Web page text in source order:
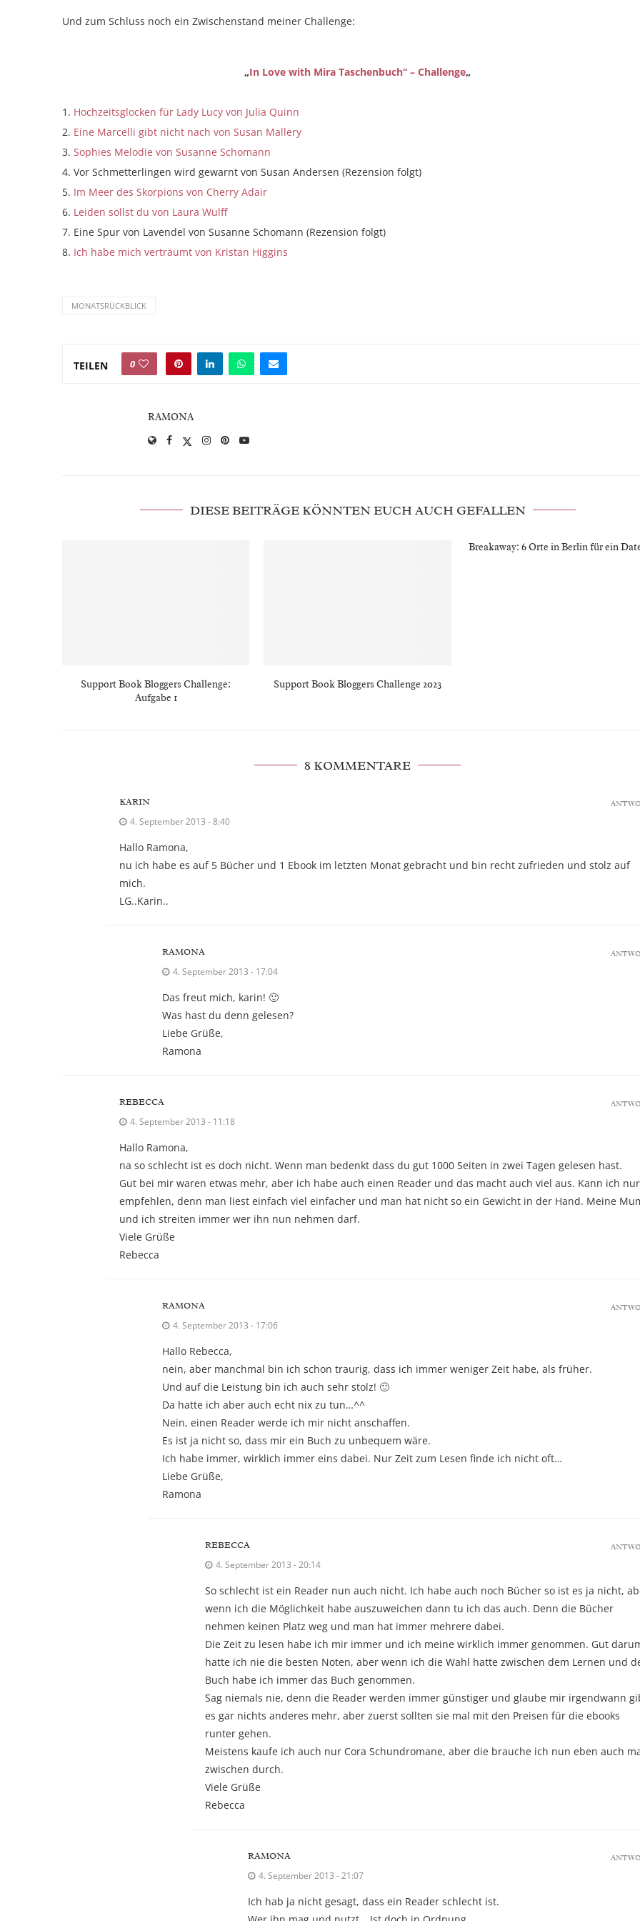
Und zum Schluss noch ein Zwischenstand meiner Challenge:
„In Love with Mira Taschenbuch“ – Challenge„
1. Hochzeitsglocken für Lady Lucy von Julia Quinn
2. Eine Marcelli gibt nicht nach von Susan Mallery
3. Sophies Melodie von Susanne Schomann
4. Vor Schmetterlingen wird gewarnt von Susan Andersen (Rezension folgt)
5. Im Meer des Skorpions von Cherry Adair
6. Leiden sollst du von Laura Wulff
7. Eine Spur von Lavendel von Susanne Schomann (Rezension folgt)
8. Ich habe mich verträumt von Kristan Higgins
MONATSRÜCKBLICK
TEILEN 0
RAMONA
DIESE BEITRÄGE KÖNNTEN EUCH AUCH GEFALLEN
Support Book Bloggers Challenge:
Aufgabe 1
Support Book Bloggers Challenge 2023
Breakaway: 6 Orte in Berlin für ein
8 KOMMENTARE
KARIN
4. September 2013 - 8:40
Hallo Ramona,
nu ich habe es auf 5 Bücher und 1 Ebook im letzten Monat gebracht und bin recht zufrieden und stolz auf
mich.
LG..Karin..
RAMONA
4. September 2013 - 17:04
Das freut mich, karin! 🙂
Was hast du denn gelesen?
Liebe Grüße,
Ramona
REBECCA
4. September 2013 - 11:18
Hallo Ramona,
na so schlecht ist es doch nicht. Wenn man bedenkt dass du gut 1000 Seiten in zwei Tagen gelesen hast.
Gut bei mir waren etwas mehr, aber ich habe auch einen Reader und das macht auch viel aus. Kann ich nur
empfehlen, denn man liest einfach viel einfacher und man hat nicht so ein Gewicht in der Hand. Meine
und ich streiten immer wer ihn nun nehmen darf.
Viele Grüße
Rebecca
RAMONA
4. September 2013 - 17:06
Hallo Rebecca,
nein, aber manchmal bin ich schon traurig, dass ich immer weniger Zeit habe, als früher.
Und auf die Leistung bin ich auch sehr stolz! 🙂
Da hatte ich aber auch echt nix zu tun…^^
Nein, einen Reader werde ich mir nicht anschaffen.
Es ist ja nicht so, dass mir ein Buch zu unbequem wäre.
Ich habe immer, wirklich immer eins dabei. Nur Zeit zum Lesen finde ich nicht oft…
Liebe Grüße,
Ramona
REBECCA
4. September 2013 - 20:14
So schlecht ist ein Reader nun auch nicht. Ich habe auch noch Bücher so ist es ja nicht,
wenn ich die Möglichkeit habe auszuweichen dann tu ich das auch. Denn die Bücher
nehmen keinen Platz weg und man hat immer mehrere dabei.
Die Zeit zu lesen habe ich mir immer und ich meine wirklich immer genommen. Gut
hatte ich nie die besten Noten, aber wenn ich die Wahl hatte zwischen dem Lernen und
Buch habe ich immer das Buch genommen.
Sag niemals nie, denn die Reader werden immer günstiger und glaube mir irgendwann
es gar nichts anderes mehr, aber zuerst sollten sie mal mit den Preisen für die ebooks
runter gehen.
Meistens kaufe ich auch nur Cora Schundromane, aber die brauche ich nun eben auch
zwischen durch.
Viele Grüße
Rebecca
RAMONA
4. September 2013 - 21:07
Ich hab ja nicht gesagt, dass ein Reader schlecht ist.